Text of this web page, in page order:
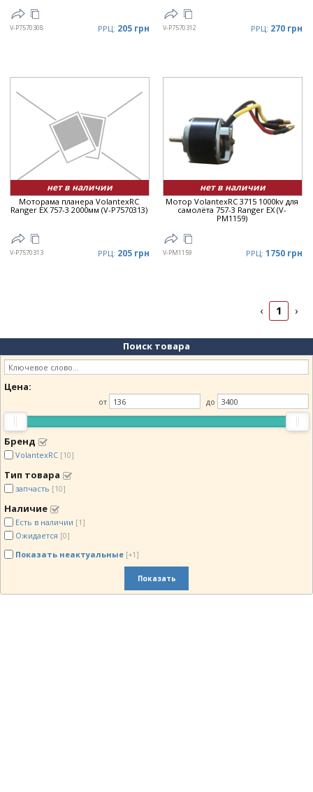
V-P7570308 РРЦ: 205 грн V-P7570312 РРЦ: 270 грн
нет в наличии
Моторама планера VolantexRC
Ranger EX 757-3 2000мм (V-P7570313)
V-P7570313 РРЦ: 205 грн
нет в наличии
Мотор VolantexRC 3715 1000kv для
самолёта 757-3 Ranger EX (V-
PM1159)
V-PM1159 РРЦ: 1750 грн
‹ 1 ›
Поиск товара
Цена:
от до
Бренд
VolantexRC [10]
Тип товара
запчасть [10]
Наличие
Есть в наличии [1]
Ожидается [0]
Показать неактуальные [+1]
Показать